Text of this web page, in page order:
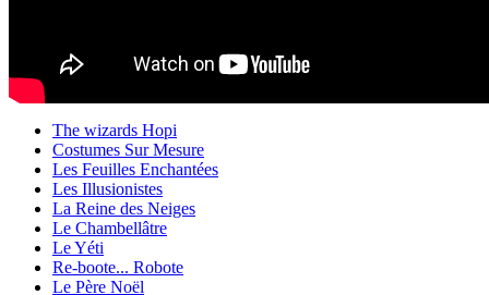
The wizards Hopi
Costumes Sur Mesure
Les Feuilles Enchantées
Les Illusionistes
La Reine des Neiges
Le Chambellâtre
Le Yéti
Re-boote... Robote
Le Père Noël